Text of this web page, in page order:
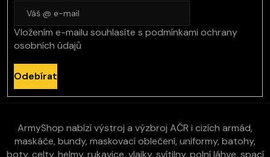
Vložením e-mailu souhlasíte s podmínkami ochrany
osobních údajů
Odebírat
ArmyShop nabízí výstroj a výzbroj AČR i cizích armád,
maskáče, bundy, maskovací oblečení, uniformy, batohy,
boty, celty, helmy, rukavice, vlajky, svítilny, polní láhve, spací